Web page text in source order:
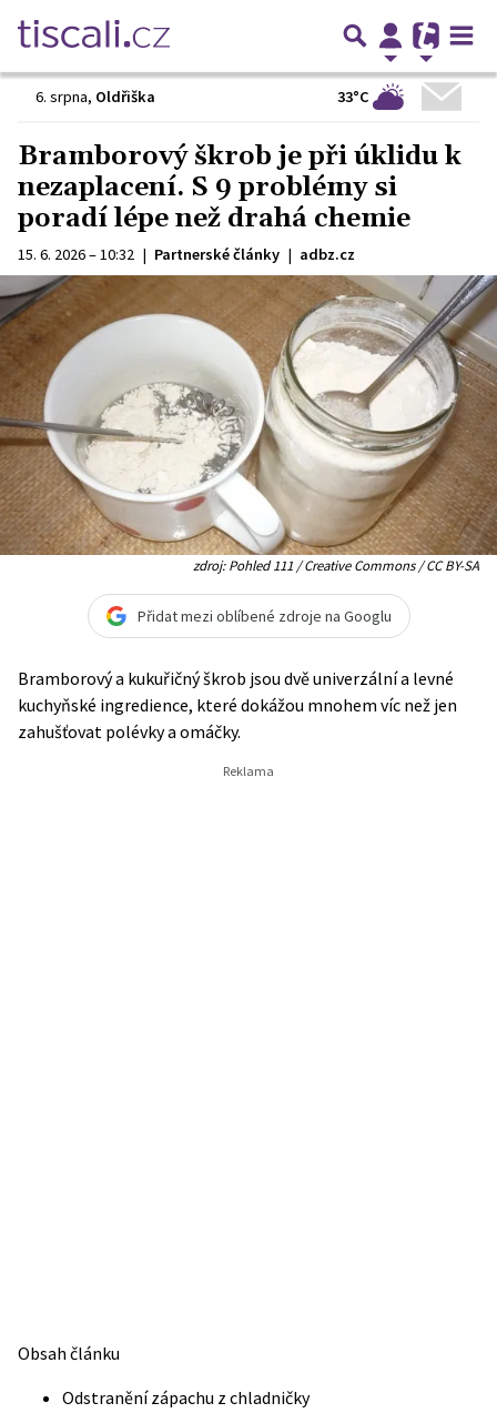
6. srpna, Oldřiška 33°C
Bramborový škrob je při úklidu k
nezaplacení. S 9 problémy si
poradí lépe než drahá chemie
15. 6. 2026 – 10:32 | Partnerské články | adbz.cz
zdroj: Pohled 111 / Creative Commons / CC BY-SA
Přidat mezi oblíbené zdroje na Googlu
Bramborový a kukuřičný škrob jsou dvě univerzální a levné
kuchyňské ingredience, které dokážou mnohem víc než jen
zahušťovat polévky a omáčky.
Obsah článku
Odstranění zápachu z chladničky